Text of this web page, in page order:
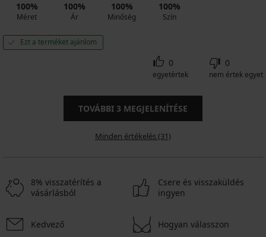
100%
Méret
100%
Ár
100%
Minőség
100%
Szín
Ezt a terméket ajánlom
0
egyetértek
0
nem értek egyet
TOVÁBBI 3 MEGJELENÍTÉSE
Minden értékelés (31)
8% visszatérítés a
vásárlásból
Csere és visszaküldés
ingyen
Kedvező Hogyan válasszon